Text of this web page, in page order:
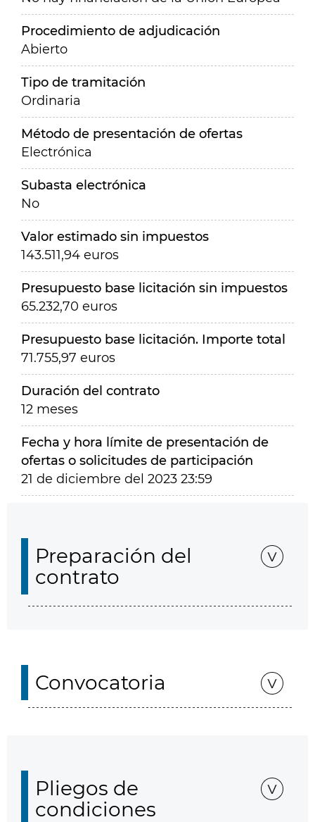
Procedimiento de adjudicación
Abierto
Tipo de tramitación
Ordinaria
Método de presentación de ofertas
Electrónica
Subasta electrónica
No
Valor estimado sin impuestos
143.511,94 euros
Presupuesto base licitación sin impuestos
65.232,70 euros
Presupuesto base licitación. Importe total
71.755,97 euros
Duración del contrato
12 meses
Fecha y hora límite de presentación de
ofertas o solicitudes de participación
21 de diciembre del 2023 23:59
Preparación del
contrato
Convocatoria
Pliegos de
condiciones